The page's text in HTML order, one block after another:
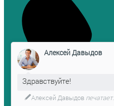
Алексей Давыдов
Здравствуйте!
Алексей Давыдов печатает...